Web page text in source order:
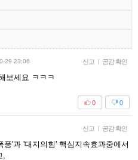
29 23:06 신고 | 공감 확인
보세요 ㅋㅋㅋ
0
0
신고 | 공감 확인
'과 '대지의힘' 핵심지속효과중에서
,